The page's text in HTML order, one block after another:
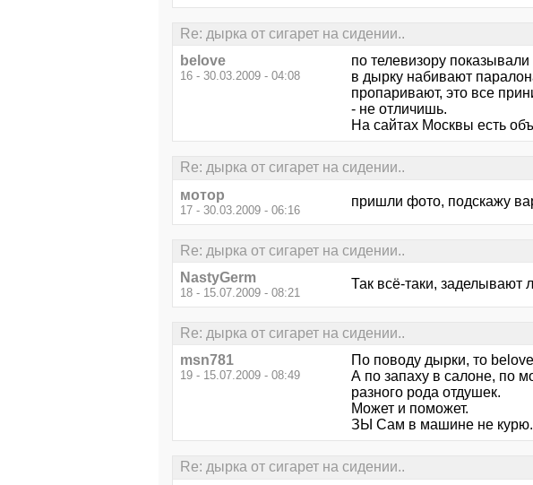
Re: дырка от сигарет на сидении..
belove
16 - 30.03.2009 - 04:08
по телевизору показывали
в дырку набивают
пропаривают, это все
- не отличишь.
На сайтах Москвы есть
Re: дырка от сигарет на сидении..
мотор
17 - 30.03.2009 - 06:16
пришли фото, подскажу
Re: дырка от сигарет на сидении..
NastyGerm
18 - 15.07.2009 - 08:21
Так всё-таки, заделывают
Re: дырка от сигарет на сидении..
msn781
19 - 15.07.2009 - 08:49
По поводу дырки, то
А по запаху в салоне, по
разного рода отдушек.
Может и поможет.
ЗЫ Сам в машине не курю.
Re: дырка от сигарет на сидении..